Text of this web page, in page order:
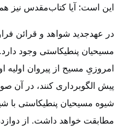
این است: آیا کتاب‌مقدس نیز
در عهدجدید شواهد و قرائن
مسیحیان پنطیکاستی وجود
امروزیِ مسیح از پیروان اولیه
پیش الگوبرداری کنند، در آن
شیوه مسیحیان پنطیکاستی با
مطابقت خواهد داشت. از